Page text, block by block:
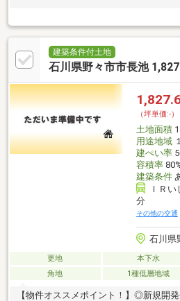
建築条件付土地
石川県野々市市長池
（坪単価:-）
土地面積
用途地域
建ぺい率
容積率
建築条件
ＩＲ
分
その他の交通
石川県
更地 本下水
角地
1種低層地域
【物件オススメポイント！】◎新規開